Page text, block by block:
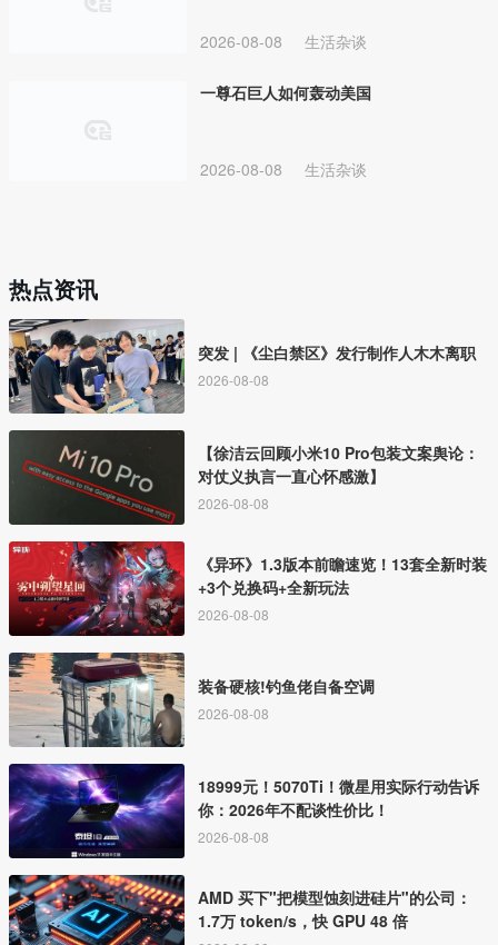
2026-08-08 生活杂谈
一尊石巨人如何轰动美国
2026-08-08 生活杂谈
热点资讯
突发 | 《尘白禁区》发行制作人木木离职
2026-08-08
【徐洁云回顾小米10 Pro包装文案舆论：
对仗义执言一直心怀感激】
2026-08-08
《异环》1.3版本前瞻速览！13套全新时装
+3个兑换码+全新玩法
2026-08-08
装备硬核!钓鱼佬自备空调
2026-08-08
18999元！5070Ti！微星用实际行动告诉
你：2026年不配谈性价比！
2026-08-08
AMD 买下"把模型蚀刻进硅片"的公司：
1.7万 token/s，快 GPU 48 倍